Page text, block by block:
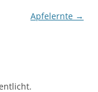
Apfelernte →